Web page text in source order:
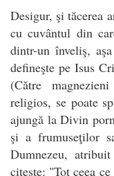
Desigur, şi tăcerea
cu cuvântul din
dintr-un înveliş,
defineşte pe Isus
(Către
religios, se poate
ajungă la Divin
şi a frumuseţilor
Dumnezeu,
citeşte: "Tot ceea